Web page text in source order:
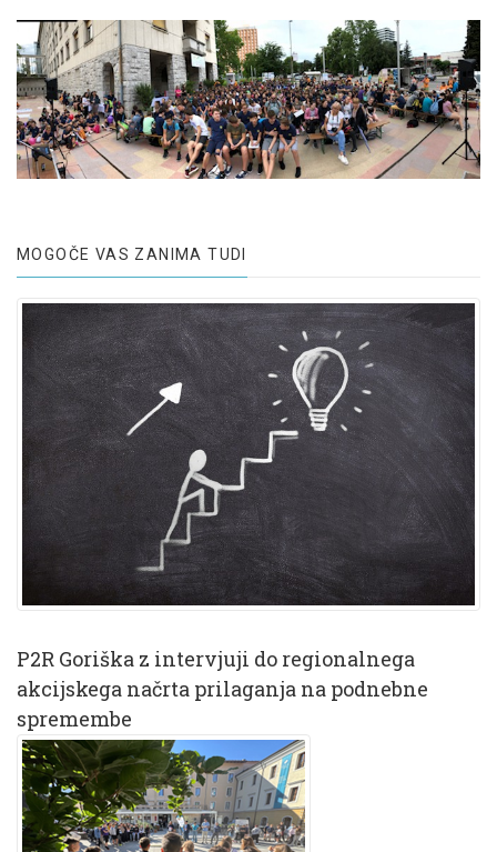
MOGOČE VAS ZANIMA TUDI
P2R Goriška z intervjuji do regionalnega
akcijskega načrta prilaganja na podnebne
spremembe